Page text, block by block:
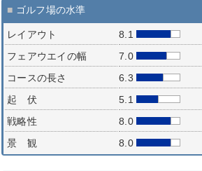
■ ゴルフ場の水準
レイアウト
8.1
フェアウエイの幅
7.0
コースの長さ
6.3
起 伏
5.1
戦略性
8.0
景 観
8.0